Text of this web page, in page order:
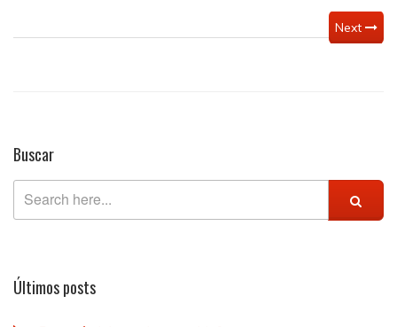
Next
Buscar
Últimos posts